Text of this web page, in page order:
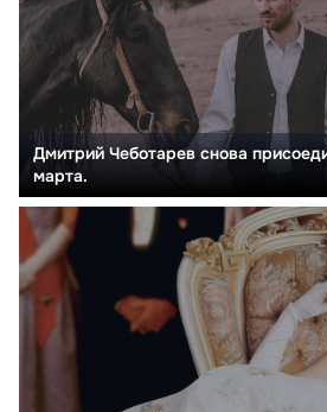
Дмитрий Чеботарев снова
марта.